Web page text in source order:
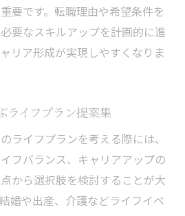
要です。転職理由や希望条件を
要なスキルアップを計画的に進
リア形成が実現しやすくなりま
ライフプラン提案集
ライフプランを考える際には、
フバランス、キャリアアップの
から選択肢を検討することが大
婚や出産、介護などライフイベ